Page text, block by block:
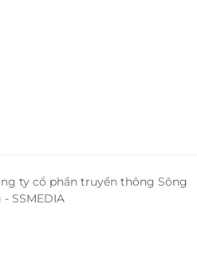
salad, cá hun khói, thịt
cho bạn một trải nghiệm
ty cổ phần truyền thông Sông
- SSMEDIA